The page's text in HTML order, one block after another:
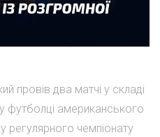
провів два матчі у складі
футболці американського
чемпіонату